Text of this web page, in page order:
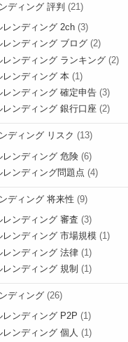
ディング 評判 (21)
レンディング 2ch (3)
レンディング ブログ (2)
レンディング ランキング (2)
レンディング 本 (1)
レンディング 確定申告 (3)
レンディング 銀行口座 (2)
ディング リスク (13)
レンディング 危険 (6)
レンディング問題点 (4)
ディング 将来性 (9)
レンディング 審査 (3)
レンディング 市場規模 (1)
レンディング 法律 (1)
レンディング 規制 (1)
ディング(26)
レンディング P2P (1)
レンディング 個人 (1)